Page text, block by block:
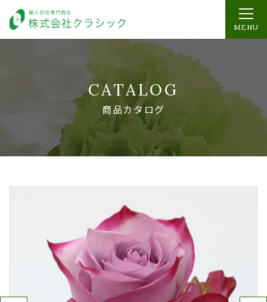
MENU
CATALOG
商品カタログ